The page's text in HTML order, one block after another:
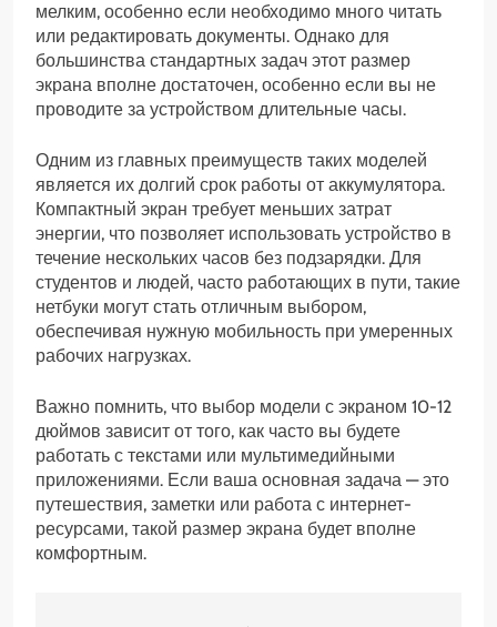
мелким, особенно если необходимо много читать
или редактировать документы. Однако для
большинства стандартных задач этот размер
экрана вполне достаточен, особенно если вы не
проводите за устройством длительные часы.
Одним из главных преимуществ таких моделей
является их долгий срок работы от аккумулятора.
Компактный экран требует меньших затрат
энергии, что позволяет использовать устройство в
течение нескольких часов без подзарядки. Для
студентов и людей, часто работающих в пути, такие
нетбуки могут стать отличным выбором,
обеспечивая нужную мобильность при умеренных
рабочих нагрузках.
Важно помнить, что выбор модели с экраном 10-12
дюймов зависит от того, как часто вы будете
работать с текстами или мультимедийными
приложениями. Если ваша основная задача — это
путешествия, заметки или работа с интернет-
ресурсами, такой размер экрана будет вполне
комфортным.